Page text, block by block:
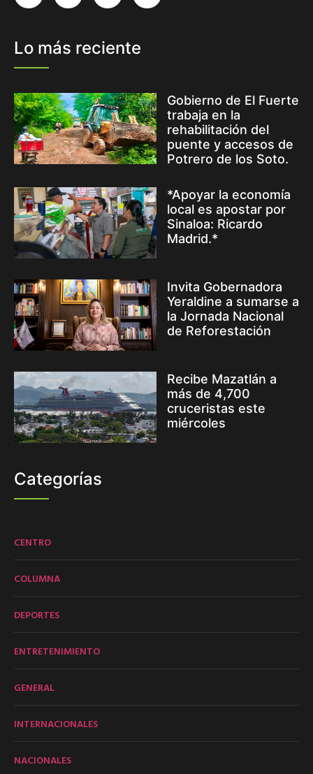
Lo más reciente
Gobierno de El Fuerte
trabaja en la
rehabilitación del
puente y accesos de
Potrero de los Soto.
*Apoyar la economía
local es apostar por
Sinaloa: Ricardo
Madrid.*
Invita Gobernadora
Yeraldine a sumarse a
la Jornada Nacional
de Reforestación
Recibe Mazatlán a
más de 4,700
cruceristas este
miércoles
Categorías
CENTRO
COLUMNA
DEPORTES
ENTRETENIMIENTO
GENERAL
INTERNACIONALES
NACIONALES